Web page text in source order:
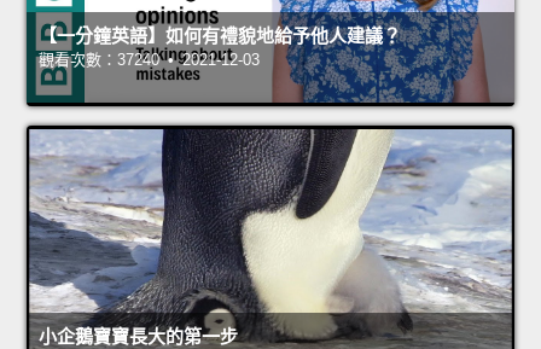
【一分鐘英語】如何有禮貌地給予他人建議？
觀看次數：37240 • 2021-12-03
小企鵝寶寶長大的第一步